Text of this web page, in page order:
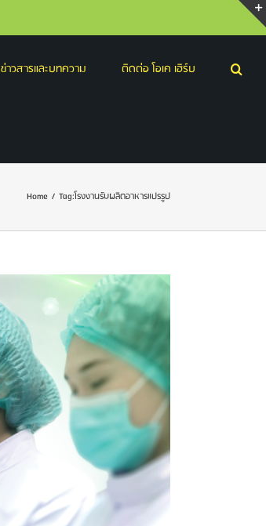
ข่าวสารและบทความ ติดต่อ โอเค เฮิร์บ
Home / Tag:โรงงานรับผลิตอาหารแปรรูป